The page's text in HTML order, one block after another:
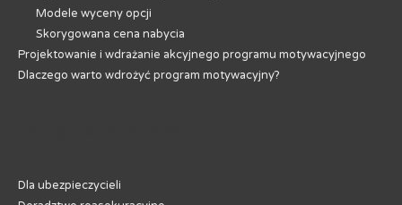
Modele wyceny opcji
Skorygowana cena nabycia
Projektowanie i wdrażanie akcyjnego programu motywacyjnego
Dlaczego warto wdrożyć program motywacyjny?
Dla ubezpieczycieli